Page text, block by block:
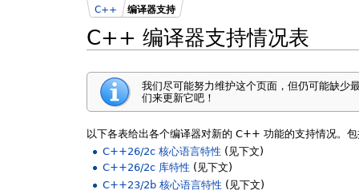
C++ 编译器支持情况表
C++ 编译器支持
我们尽可能努力维护这个页面，但仍可能缺少
们来更新它吧！
以下各表给出各个编译器对新的 C++ 功能的支持情况。
C++26/2c 核心语言特性 (见下文)
C++26/2c 库特性 (见下文)
C++23/2b 核心语言特性 (见下文)